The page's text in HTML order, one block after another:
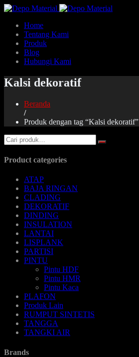
Home
Tentang Kami
Produk
Blog
Hubungi Kami
Kalsi dekoratif
Beranda
/
Produk dengan tag “Kalsi dekoratif”
Product categories
ATAP
BAJA RINGAN
CLADING
DEKORATIF
DINDING
INSULATION
LANTAI
LISPLANK
PARTISI
PINTU
Pintu HDF
Pintu HMR
Pintu Kaca
PLAFON
Produk Lain
RUMPUT SINTETIS
TANGGA
TANGKI AIR
Brands